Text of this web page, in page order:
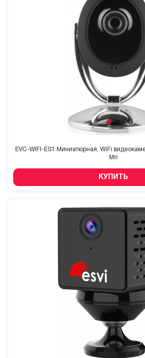
EVC-WIFI-ES1 Миниатюрная, WiFi
Мп
КУПИТЬ